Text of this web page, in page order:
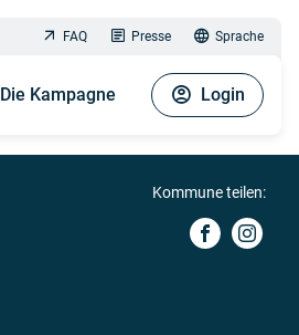
FAQ Presse Sprache
Die Kampagne Login
Kommune teilen: